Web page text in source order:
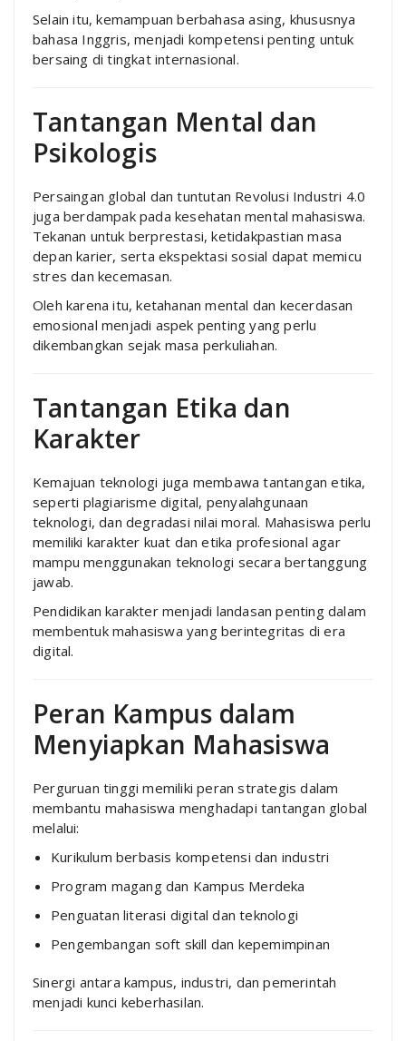
Selain itu, kemampuan berbahasa asing, khususnya
bahasa Inggris, menjadi kompetensi penting untuk
bersaing di tingkat internasional.
Tantangan Mental dan
Psikologis
Persaingan global dan tuntutan Revolusi Industri 4.0
juga berdampak pada kesehatan mental mahasiswa.
Tekanan untuk berprestasi, ketidakpastian masa
depan karier, serta ekspektasi sosial dapat memicu
stres dan kecemasan.
Oleh karena itu, ketahanan mental dan kecerdasan
emosional menjadi aspek penting yang perlu
dikembangkan sejak masa perkuliahan.
Tantangan Etika dan
Karakter
Kemajuan teknologi juga membawa tantangan etika,
seperti plagiarisme digital, penyalahgunaan
teknologi, dan degradasi nilai moral. Mahasiswa perlu
memiliki karakter kuat dan etika profesional agar
mampu menggunakan teknologi secara bertanggung
jawab.
Pendidikan karakter menjadi landasan penting dalam
membentuk mahasiswa yang berintegritas di era
digital.
Peran Kampus dalam
Menyiapkan Mahasiswa
Perguruan tinggi memiliki peran strategis dalam
membantu mahasiswa menghadapi tantangan global
melalui:
Kurikulum berbasis kompetensi dan industri
Program magang dan Kampus Merdeka
Penguatan literasi digital dan teknologi
Pengembangan soft skill dan kepemimpinan
Sinergi antara kampus, industri, dan pemerintah
menjadi kunci keberhasilan.